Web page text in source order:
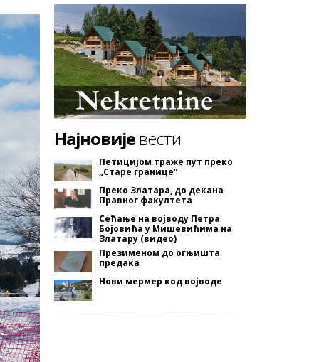
Најновијевести
Петицијом траже пут преко
„Старе границе“
Преко Златара, до декана
Правног факултета
Сећање на војводу Петра
Бојовића у Мишевићима на
Златару (видео)
Презименом до огњишта
предака
Нови мермер код војводе